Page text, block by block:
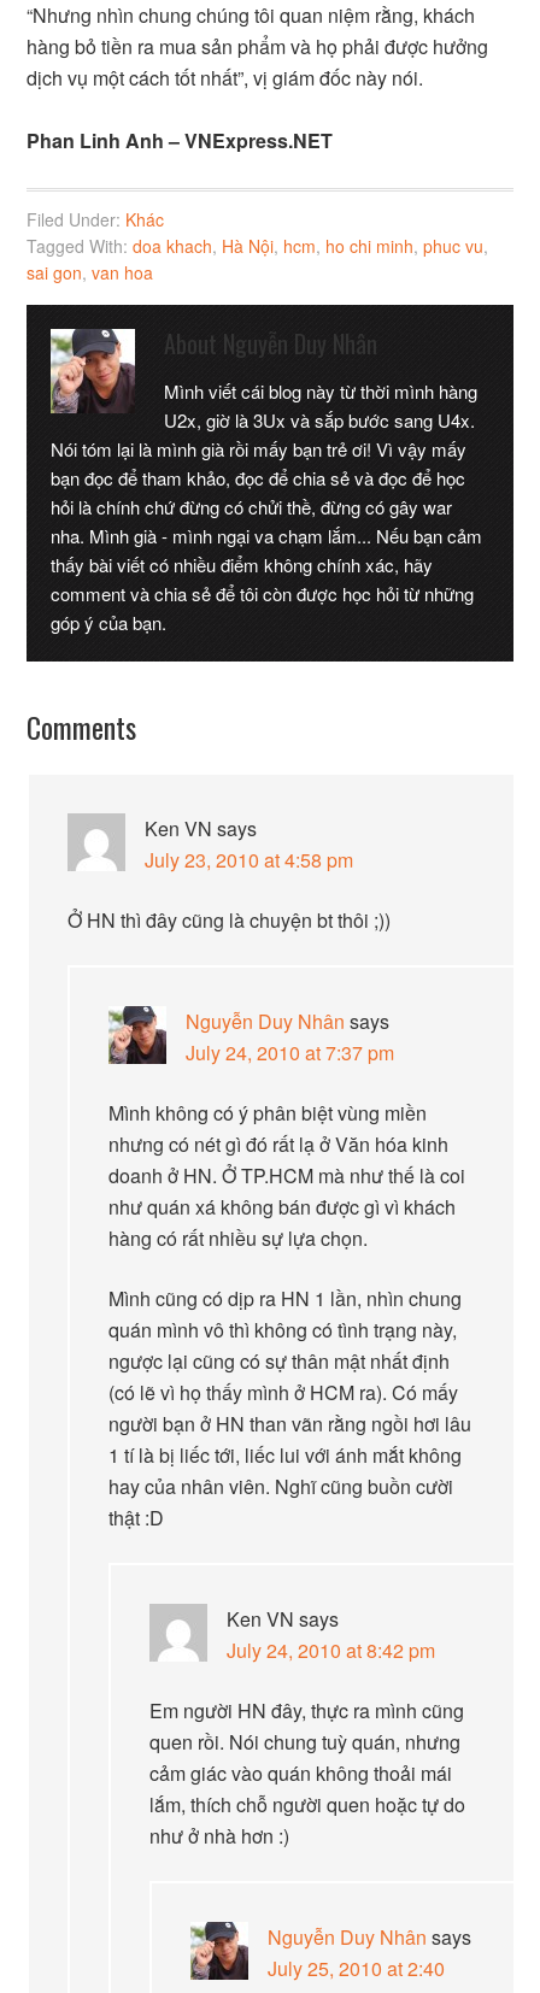
“Nhưng nhìn chung chúng tôi quan niệm rằng, khách
hàng bỏ tiền ra mua sản phẩm và họ phải được hưởng
dịch vụ một cách tốt nhất”, vị giám đốc này nói.
Phan Linh Anh – VNExpress.NET
Filed Under: Khác
Tagged With:doa khach, Hà Nội, hcm, ho chi minh,phuc vu,
sai gon,van hoa
About Nguyễn Duy Nhân
Mình viết cái blog này từ thời mình hàng
U2x, giờ là 3Ux và sắp bước sang U4x.
Nói tóm lại là mình già rồi mấy bạn trẻ ơi! Vì vậy mấy
bạn đọc để tham khảo, đọc để chia sẻ và đọc để học
hỏi là chính chứ đừng có chửi thề, đừng có gây war
nha. Mình già - mình ngại va chạm lắm... Nếu bạn cảm
thấy bài viết có nhiều điểm không chính xác, hãy
comment và chia sẻ để tôi còn được học hỏi từ những
góp ý của bạn.
Comments
Ken VN says
July 23, 2010 at 4:58 pm
Ở HN thì đây cũng là chuyện bt thôi ;))
Nguyễn Duy Nhân says
July 24, 2010 at 7:37 pm
Mình không có ý phân biệt vùng miền
nhưng có nét gì đó rất lạ ở Văn hóa kinh
doanh ở HN. Ở TP.HCM mà như thế là coi
như quán xá không bán được gì vì khách
hàng có rất nhiều sự lựa chọn.
Mình cũng có dịp ra HN 1 lần, nhìn chung
quán mình vô thì không có tình trạng này,
ngược lại cũng có sự thân mật nhất định
(có lẽ vì họ thấy mình ở HCM ra). Có mấy
người bạn ở HN than vãn rằng ngồi hơi lâu
1 tí là bị liếc tới, liếc lui với ánh mắt không
hay của nhân viên. Nghĩ cũng buồn cười
thật :D
Ken VN says
July 24, 2010 at 8:42 pm
Em người HN đây, thực ra mình cũng
quen rồi. Nói chung tuỳ quán, nhưng
cảm giác vào quán không thoải mái
lắm, thích chỗ người quen hoặc tự do
như ở nhà hơn :)
Nguyễn Duy Nhân says
July 25, 2010 at 2:40